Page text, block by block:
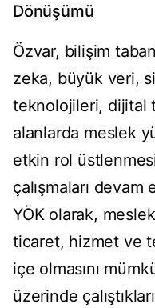
Dönüşümü
Özvar, bilişim
zeka, büyük veri,
teknolojileri, dijital
alanlarda meslek
etkin rol
çalışmaları
YÖK olarak,
ticaret, hizmet ve
içe olmasını
üzerinde